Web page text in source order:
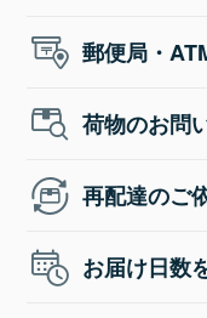
郵便局・
荷物のお問
再配達のご
お届け日数